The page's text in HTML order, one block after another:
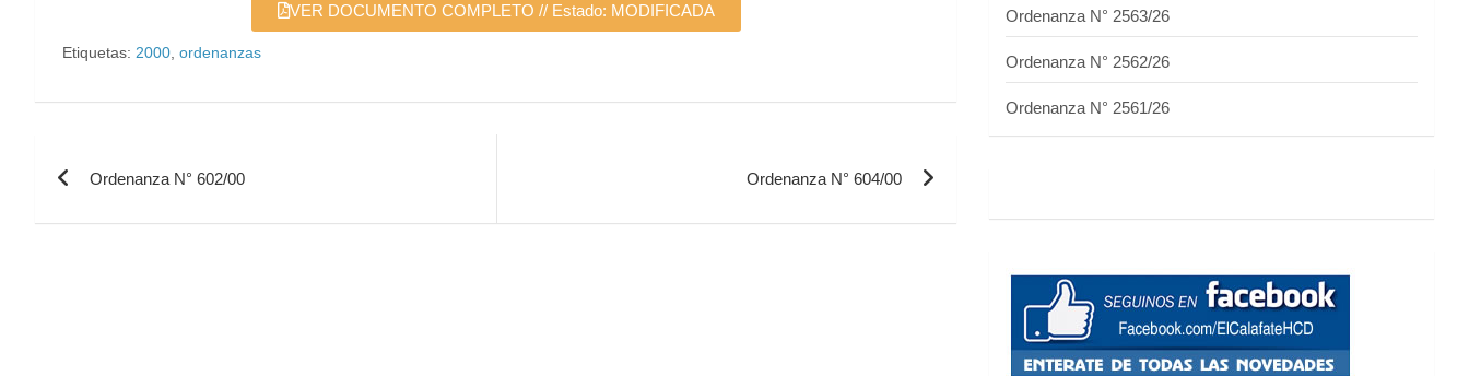
VER DOCUMENTO COMPLETO // Estado: MODIFICADA
Etiquetas: 2000, ordenanzas
Ordenanza N° 602/00 Ordenanza N° 604/00
Ordenanza N° 2563/26
Ordenanza N° 2562/26
Ordenanza N° 2561/26